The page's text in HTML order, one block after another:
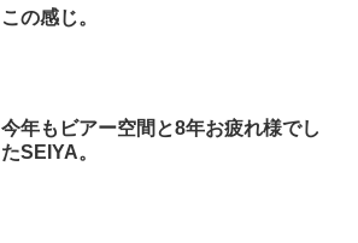
この感じ。
今年もビアー空間と8年お疲れ様でし
たSEIYA。